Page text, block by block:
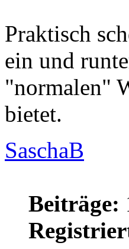
Praktisch
ein und
"normalen"
bietet.
SaschaB
Beiträge: